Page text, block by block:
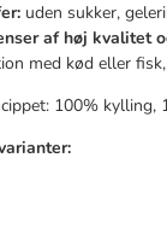
uden sukker,
af høj kvalitet
med kød eller
100% kylling,